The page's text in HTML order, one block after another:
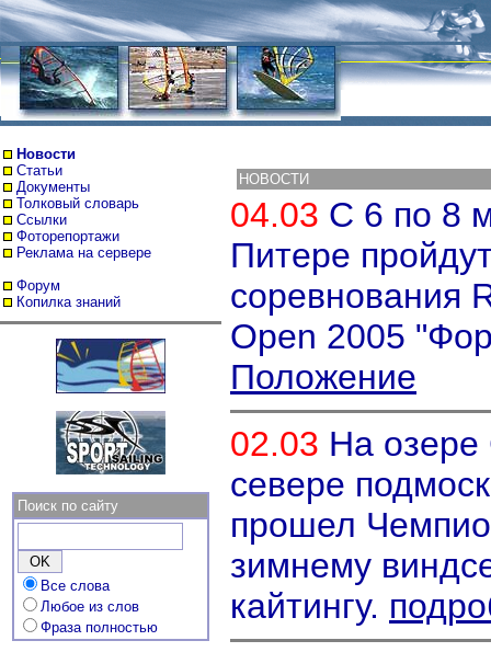
Новости
Статьи
Документы
Толковый словарь
Ссылки
Фоторепортажи
Реклама на сервере
Форум
Копилка знаний
Поиск по сайту
Все слова
Любое из слов
Фраза полностью
НОВОСТИ
04.03 С 6 по 8
Питере
соревнования
Open 2005
Положение
02.03 На
севере
прошел
зимнему
кайтингу.